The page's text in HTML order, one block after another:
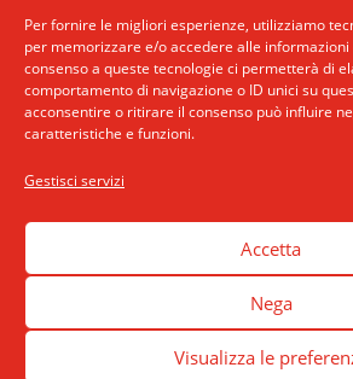
Per fornire le migliori esperienze, utilizziamo
per memorizzare e/o accedere alle informazioni
consenso a queste tecnologie ci permetterà di
comportamento di navigazione o ID unici su
acconsentire o ritirare il consenso può influire
caratteristiche e funzioni.
Gestisci servizi
Accetta
Nega
Visualizza le
INDIRIZZO
ROMA: Via San Francesco di
Roma
MILANO: Via E. De Amicis 17,
accessibilita
Alto Contrasto
Modalità Scura
Disattiva Immagini
Evidenzia Link
Modalità Lettura
Guida Lettura